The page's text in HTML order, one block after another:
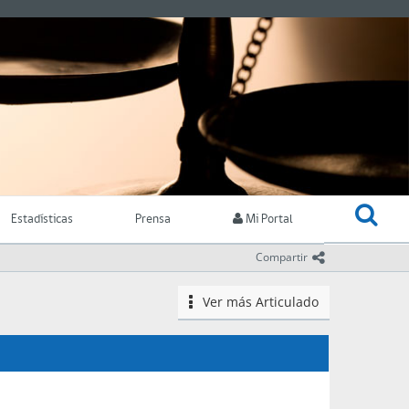
Estadísticas Prensa Mi Portal
Compartir icono
icono
Ver más Articulado